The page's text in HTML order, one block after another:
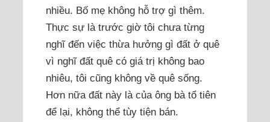
nhiều. Bố mẹ không hỗ trợ gì thêm.
Thực sự là trước giờ tôi chưa từng
nghĩ đến việc thừa hưởng gì đất ở quê
vì nghĩ đất quê có giá trị không bao
nhiêu, tôi cũng không về quê sống.
Hơn nữa đất này là của ông bà tổ tiên
để lại, không thể tùy tiện bán.